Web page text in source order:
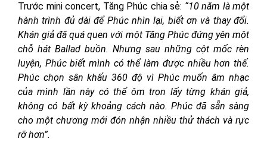
Trước mini concert, Tăng Phúc chia sẻ: “10 năm là một
hành trình đủ dài để Phúc nhìn lại, biết ơn và thay đổi.
Khán giả đã quá quen với một Tăng Phúc đứng yên một
chỗ hát Ballad buồn. Nhưng sau những cột mốc rèn
luyện, Phúc biết mình có thể làm được nhiều hơn thế.
Phúc chọn sân khấu 360 độ vì Phúc muốn âm nhạc
của mình lần này có thể ôm trọn lấy từng khán giả,
không có bất kỳ khoảng cách nào. Phúc đã sẵn sàng
cho một chương mới đón nhận nhiều thử thách và rực
rỡ hơn”.